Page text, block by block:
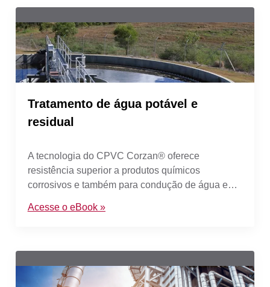
Tratamento de água potável e
residual
A tecnologia do CPVC Corzan® oferece
resistência superior a produtos químicos
corrosivos e também para condução de água em
Acesse o eBook »